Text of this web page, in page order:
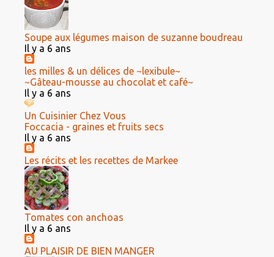
Soupe aux légumes maison de suzanne boudreau
Il y a 6 ans
les milles & un délices de ~lexibule~
~Gâteau-mousse au chocolat et café~
Il y a 6 ans
Un Cuisinier Chez Vous
Foccacia - graines et fruits secs
Il y a 6 ans
Les récits et les recettes de Markee
Tomates con anchoas
Il y a 6 ans
AU PLAISIR DE BIEN MANGER